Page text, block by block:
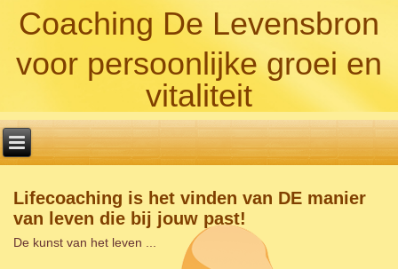
Coaching De Levensbron
voor persoonlijke groei en
vitaliteit
Lifecoaching is het vinden van DE manier
van leven die bij jouw past!
De kunst van het leven ...